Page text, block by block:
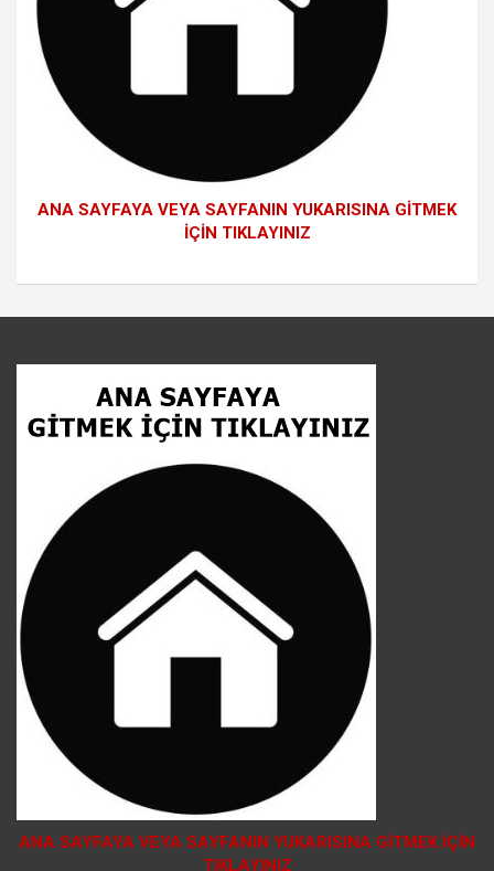
ANA SAYFAYA VEYA SAYFANIN YUKARISINA GİTMEK
İÇİN TIKLAYINIZ
ANA SAYFAYA VEYA SAYFANIN YUKARISINA GİTMEK İÇİN
TIKLAYINIZ